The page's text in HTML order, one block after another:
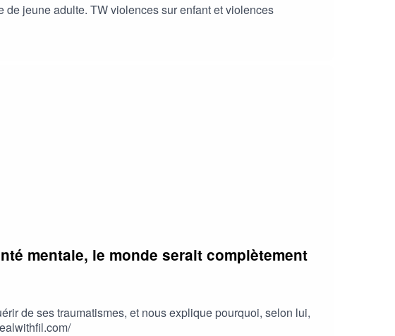
jeune adulte. TW violences sur enfant et violences
mentale, le monde serait complètement
de ses traumatismes, et nous explique pourquoi, selon lui,